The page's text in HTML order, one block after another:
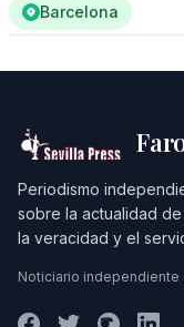
Barcelona
Periodismo
sobre la actualidad
la veracidad y el
Noticiario independiente